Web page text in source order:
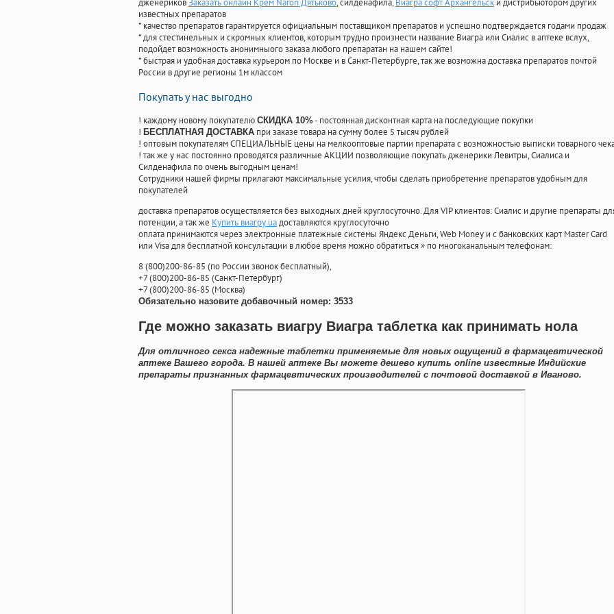
дженериковЗаказать онлайн Крем Naron Дятьково, силденафила, Виагра софт Архангельск и дистрибьютором других
известных препаратов
* качество препаратов гарантируется официальным поставщиком препаратов и успешно подтверждается годами продаж
* для стестинельных и скромных клиентов, которым трудно произнести название Виагра или Сиалис в аптеке вслух,
подойдет возможность анонимныого заказа любого препаратан на нашем сайте!
* быстрая и удобная доставка курьером по Москве и в Санкт-Петербурге, так же возможна доставка препаратов почтой
России в другие регионы 1м классом
Покупать у нас выгодно
! каждому новому покупателю СКИДКА 10%- постоянная дисконтная карта на последующие покупки
! БЕСПЛАТНАЯ ДОСТАВКА при заказе товара на сумму более 5 тысяч рублей
! оптовым покупателям СПЕЦИАЛЬНЫЕ цены на мелкооптовые партии препарата с возможностью выписки товарного
! так же у нас постоянно проводятся различные АКЦИИ позволяющие покупать дженерики Левитры, Сиалиса и
Силденафила по очень выгодным ценам!
Cотрудники нашей фирмы прилагают максимальные усилия, чтобы сделать приобретение препаратов удобным для
покупателей
доставка препаратов осуществляется без выходных дней круглосуточно. Для VIP клиентов: Сиалис и другие препараты
потенции, а так же Купить виагру uaдоставляются круглосуточно
оплата принимаются через электронные платежные системы Яндекс Деньги, Web Money и с банковских карт Master Card
или Visa для бесплатной консультации в любое время можно обратиться» по многоканальным телефонам:
8(800)200-86-85 (по России звонок бесплатный),
+7(800)200-86-85 (Санкт-Петербург)
+7(800)200-86-85 (Москва)
Обязательно назовите добавочный номер: 3533
Где можно заказать виагру Виагра таблетка как принимать нола
Для отличного секса надежные таблетки применяемые для новых ощущений в фармацевтической
аптеке Вашего города. В нашей аптеке Вы можете дешево купить online известные Индийские
препараты признанных фармацевтических производителей с почтовой доставкой в Иваново.